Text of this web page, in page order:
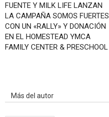
FUENTE Y MILK LIFE LANZAN
LA CAMPAÑA SOMOS FUERTES
CON UN «RALLY» Y DONACIÓN
EN EL HOMESTEAD YMCA
FAMILY CENTER & PRESCHOOL
Más del autor